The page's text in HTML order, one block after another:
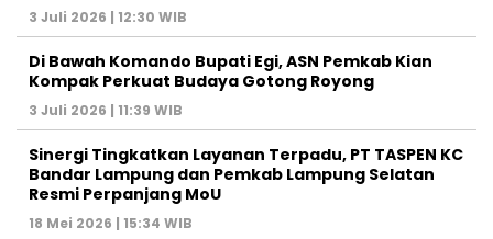
3 Juli 2026 | 12:30 WIB
Di Bawah Komando Bupati Egi, ASN Pemkab Kian
Kompak Perkuat Budaya Gotong Royong
3 Juli 2026 | 11:39 WIB
Sinergi Tingkatkan Layanan Terpadu, PT TASPEN KC
Bandar Lampung dan Pemkab Lampung Selatan
Resmi Perpanjang MoU
18 Mei 2026 | 15:34 WIB